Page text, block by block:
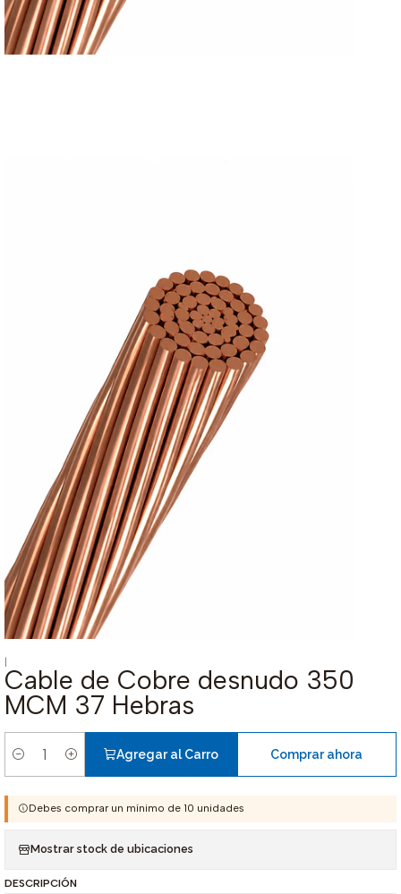
Cable de Cobre desnudo 350
MCM 37 Hebras
Cantidad
Agregar al Carro Comprar ahora
Debes comprar un mínimo de 10 unidades
Mostrar stock de ubicaciones
DESCRIPCIÓN